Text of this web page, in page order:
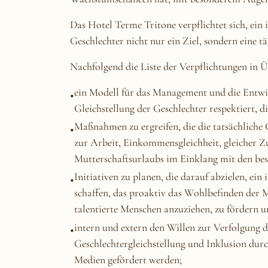
Das Hotel Terme Tritone verpflichtet sich,
Geschlechter nicht nur ein Ziel, sondern eine
Nachfolgend die Liste der Verpflichtungen in
ein Modell für das Management und die
Gleichstellung der Geschlechter respektiert,
Maßnahmen zu ergreifen, die die
zur Arbeit, Einkommensgleichheit, gleicher
Mutterschaftsurlaubs im Einklang mit den
Initiativen zu planen, die darauf abzielen, ein
schaffen, das proaktiv das Wohlbefinden der
talentierte Menschen anzuziehen, zu fördern
intern und extern den Willen zur Verfolgung
Geschlechtergleichstellung und Inklusion
Medien gefördert werden;